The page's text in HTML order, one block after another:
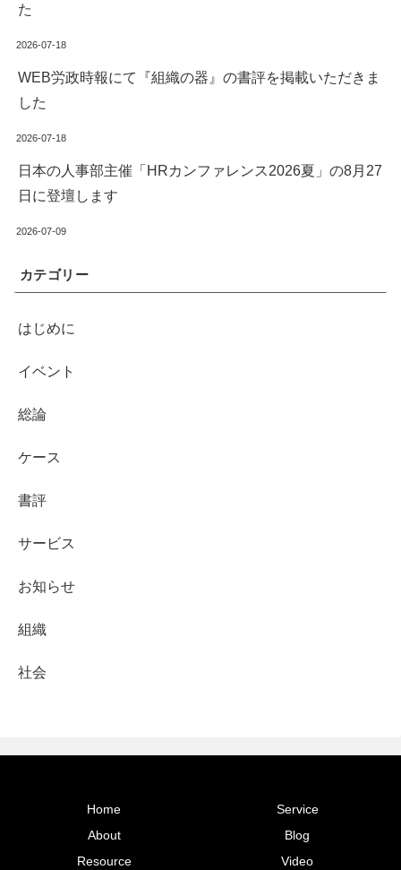
た
2026-07-18
WEB労政時報にて『組織の器』の書評を掲載いただきま
した
2026-07-18
日本の人事部主催「HRカンファレンス2026夏」の8月27
日に登壇します
2026-07-09
カテゴリー
はじめに
イベント
総論
ケース
書評
サービス
お知らせ
組織
社会
Home
Service
About
Blog
Resource
Video